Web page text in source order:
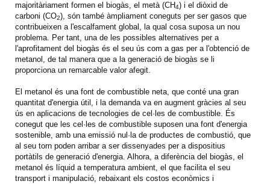
majoritàriament formen el biogàs, el metà (CH4) i el diòxid de
carboni (CO2), són també àmpliament coneguts per ser gasos que
contribueixen a l'escalfament global, la qual cosa suposa un nou
problema. Per tant, una de les possibles alternatives per a
l'aprofitament del biogàs és el seu ús com a gas per a l'obtenció de
metanol, de tal manera que a la generació de biogàs se li
proporciona un remarcable valor afegit.
El metanol és una font de combustible neta, que conté una gran
quantitat d'energia útil, i la demanda va en augment gràcies al seu
ús en aplicacions de tecnologies de cel·les de combustible. És
conegut que les cel·les de combustible suposen una font d'energia
sostenible, amb una emissió nul·la de productes de combustió, que
al seu torn poden arribar a ser dissenyades per a dispositius
portàtils de generació d'energia. Alhora, a diferència del biogàs, el
metanol és líquid a temperatura ambient, el que facilita el seu
transport i manipulació, rebaixant els costos econòmics i